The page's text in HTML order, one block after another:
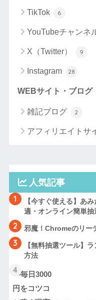
TikTok 6
YouTubeチャンネ
X（Twitter） 9
Instagram 28
WEBサイト・ブログ
雑記ブログ 2
アフィリエイトサ
人気記事
1
【今すぐ使える】あ
適・オンライン簡単抽
2 邪魔！Chromeのリー
3
【無料抽選ツール】
方法
4